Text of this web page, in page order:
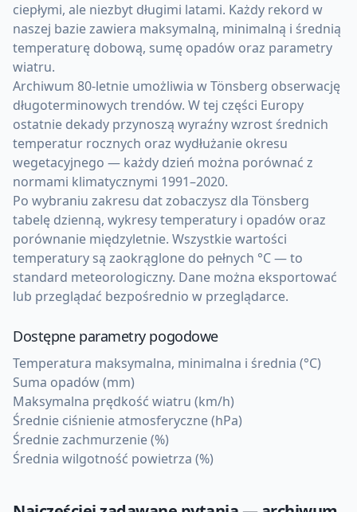
ciepłymi, ale niezbyt długimi latami. Każdy rekord w
naszej bazie zawiera maksymalną, minimalną i średnią
temperaturę dobową, sumę opadów oraz parametry
wiatru.
Archiwum 80-letnie umożliwia w Tönsberg obserwację
długoterminowych trendów. W tej części Europy
ostatnie dekady przynoszą wyraźny wzrost średnich
temperatur rocznych oraz wydłużanie okresu
wegetacyjnego — każdy dzień można porównać z
normami klimatycznymi 1991–2020.
Po wybraniu zakresu dat zobaczysz dla Tönsberg
tabelę dzienną, wykresy temperatury i opadów oraz
porównanie międzyletnie. Wszystkie wartości
temperatury są zaokrąglone do pełnych °C — to
standard meteorologiczny. Dane można eksportować
lub przeglądać bezpośrednio w przeglądarce.
Dostępne parametry pogodowe
Temperatura maksymalna, minimalna i średnia (°C)
Suma opadów (mm)
Maksymalna prędkość wiatru (km/h)
Średnie ciśnienie atmosferyczne (hPa)
Średnie zachmurzenie (%)
Średnia wilgotność powietrza (%)